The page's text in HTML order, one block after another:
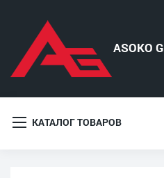
КАТАЛОГ ТОВАРОВ